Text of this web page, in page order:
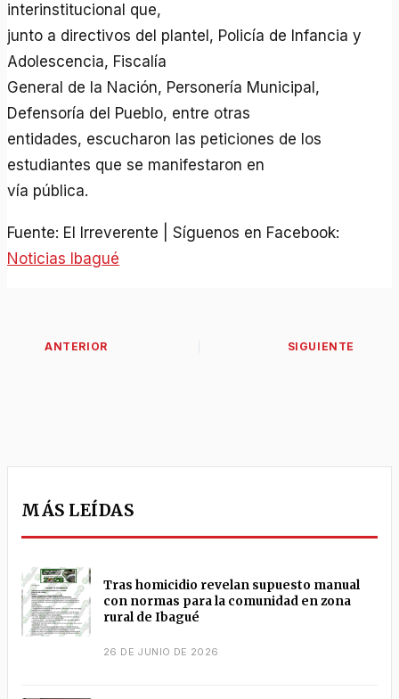
interinstitucional que,
junto a directivos del plantel, Policía de Infancia y
Adolescencia, Fiscalía
General de la Nación, Personería Municipal,
Defensoría del Pueblo, entre otras
entidades, escucharon las peticiones de los
estudiantes que se manifestaron en
vía pública.
Fuente: El Irreverente | Síguenos en Facebook:
Noticias Ibagué
MÁS LEÍDAS
Tras homicidio revelan supuesto manual
con normas para la comunidad en zona
rural de Ibagué
26 DE JUNIO DE 2026